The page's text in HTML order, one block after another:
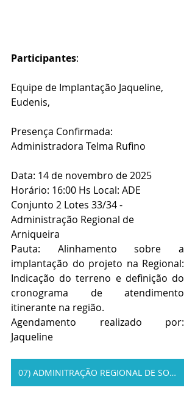
Participantes:
Equipe de Implantação Jaqueline,
Eudenis,
Presença Confirmada:
Administradora Telma Rufino
Data: 14 de novembro de 2025
Horário: 16:00 Hs Local: ADE
Conjunto 2 Lotes 33/34 -
Administração Regional de
Arniqueira
Pauta: Alinhamento sobre a
implantação do projeto na Regional:
Indicação do terreno e definição do
cronograma de atendimento
itinerante na região.
Agendamento realizado por:
Jaqueline
07) ADMINITRAÇÃO REGIONAL DE SOBRADINHO